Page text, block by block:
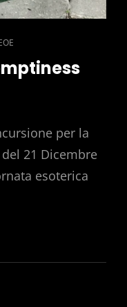
per la
21 Dicembre
esoterica